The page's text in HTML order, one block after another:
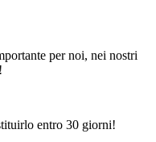
per noi, nei nostri
entro 30 giorni!